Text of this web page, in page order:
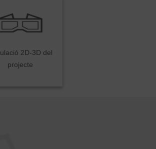
2D-3D del
projecte